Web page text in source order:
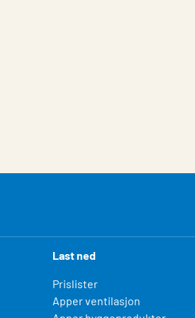
Last ned
Prislister
Apper ventilasjon